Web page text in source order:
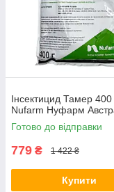
Інсектицид Тамер 400
Nufarm Нуфарм
Готово до відправки
779 ₴ 1 422 ₴
Купити